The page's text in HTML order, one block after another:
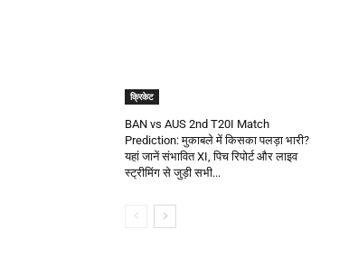
क्रिकेट
BAN vs AUS 2nd T20I Match
Prediction: मुकाबले में किसका पलड़ा भारी?
यहां जानें संभावित XI, पिच रिपोर्ट और लाइव
स्ट्रीमिंग से जुड़ी सभी...